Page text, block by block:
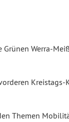
Werra-
Themen